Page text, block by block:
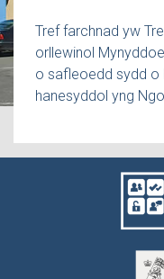
Tref farchnad yw
orllewinol
o safleoedd sydd o
hanesyddol yng